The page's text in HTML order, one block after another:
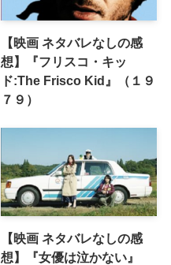
【映画 ネタバレなしの感
想】『フリスコ・キッ
ド:The Frisco Kid』（１９
７９）
【映画 ネタバレなしの感
想】『女優は泣かない』